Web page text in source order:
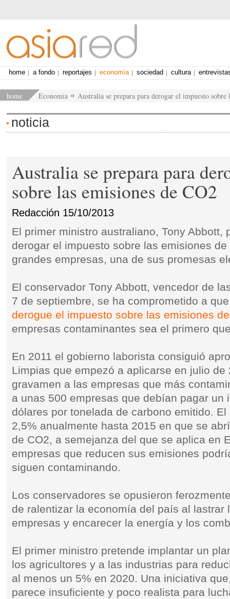
home Economia Australia se prepara para derogar el impuesto sobre
home a fondo reportajes economía sociedad cultura
noticia
Australia se prepara para
sobre las emisiones de CO2
Redacción 15/10/2013
El primer ministro australiano, Tony Abbott,
derogar el impuesto sobre las emisiones
grandes empresas, una de sus promesas
El conservador Tony Abbott, vencedor de
7 de septiembre, se ha comprometido a
derogue el impuesto sobre las emisiones
empresas contaminantes sea el primero
En 2011 el gobierno laborista consiguió
Limpias que empezó a aplicarse en julio
gravamen a las empresas que más
a unas 500 empresas que debían pagar un
dólares por tonelada de carbono emitido.
2,5% anualmente hasta 2015 en que se
de CO2, a semejanza del que se aplica en
empresas que reducen sus emisiones
siguen contaminando.
Los conservadores se opusieron
de ralentizar la economía del país al lastrar
empresas y encarecer la energía y los
El primer ministro pretende implantar un
los agricultores y a las industrias para
al menos un 5% en 2020. Una iniciativa
parece insuficiente y poco realista para